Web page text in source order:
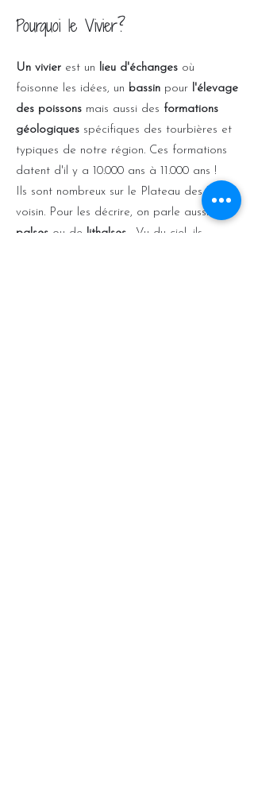
Pourquoi le Vivier?
Un vivier est un lieu d'échanges où
foisonne les idées, un bassin pour l'élevage
des poissons mais aussi des formations
géologiques spécifiques des tourbières et
typiques de notre région. Ces formations
datent d'il y a 10.000 ans à 11.000 ans !
Ils sont nombreux sur le Plateau des Tailles
voisin. Pour les décrire, on parle aussi de
palses ou de lithalses.
Vu du ciel, ils